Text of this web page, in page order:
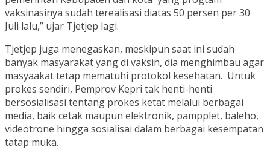
vaksinasinya sudah terealisasi diatas 50 persen per 30
Juli lalu,” ujar Tjetjep lagi.
Tjetjep juga menegaskan, meskipun saat ini sudah
banyak masyarakat yang di vaksin, dia menghimbau agar
masyaakat tetap mematuhi protokol kesehatan. Untuk
prokes sendiri, Pemprov Kepri tak henti-henti
bersosialisasi tentang prokes ketat melalui berbagai
media, baik cetak maupun elektronik, pampplet, baleho,
videotrone hingga sosialisai dalam berbagai kesempatan
tatap muka.